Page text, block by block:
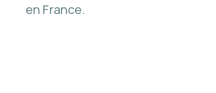
en France.